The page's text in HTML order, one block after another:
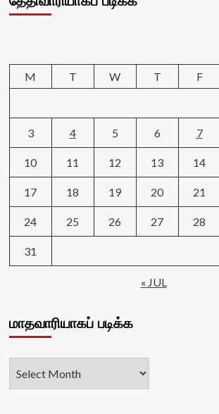
M
T W T F
3 4 5 6 7
10 11 12 13 14
17 18 19 20 21
24 25 26 27 28
31
« JUL
மாதவாரியாகப் படிக்க